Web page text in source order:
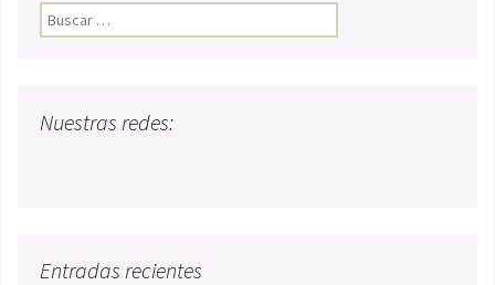
Buscar:
Nuestras redes:
Entradas recientes